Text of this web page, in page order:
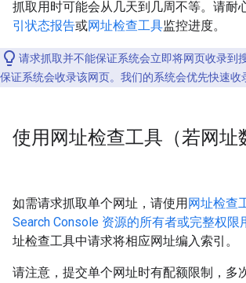
抓取用时可能会从几天到几周不等。请耐
引状态报告或网址检查工具监控进度。
请求抓取并不能保证系统会立即将网页收录到
保证系统会收录该网页。我们的系统会优先快速收
使用网址检查工具（若网址
如需请求抓取单个网址，请使用网址检查
Search Console 资源的所有者或完整权限
址检查工具中请求将相应网址编入索引。
请注意，提交单个网址时有配额限制，多